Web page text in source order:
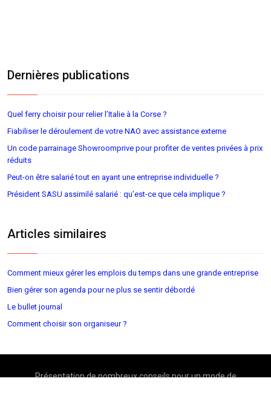
Dernières publications
Quel ferry choisir pour relier l’Italie à la Corse ?
Fiabiliser le déroulement de votre NAO avec assistance externe
Un code parrainage Showroomprive pour profiter de ventes privées à prix
réduits
Peut-on être salarié tout en ayant une entreprise individuelle ?
Président SASU assimilé salarié : qu’est-ce que cela implique ?
Articles similaires
Comment mieux gérer les emplois du temps dans une grande entreprise
Bien gérer son agenda pour ne plus se sentir débordé
Le bullet journal
Comment choisir son organiseur ?
Présentation de nombreux conseils pour un mode de